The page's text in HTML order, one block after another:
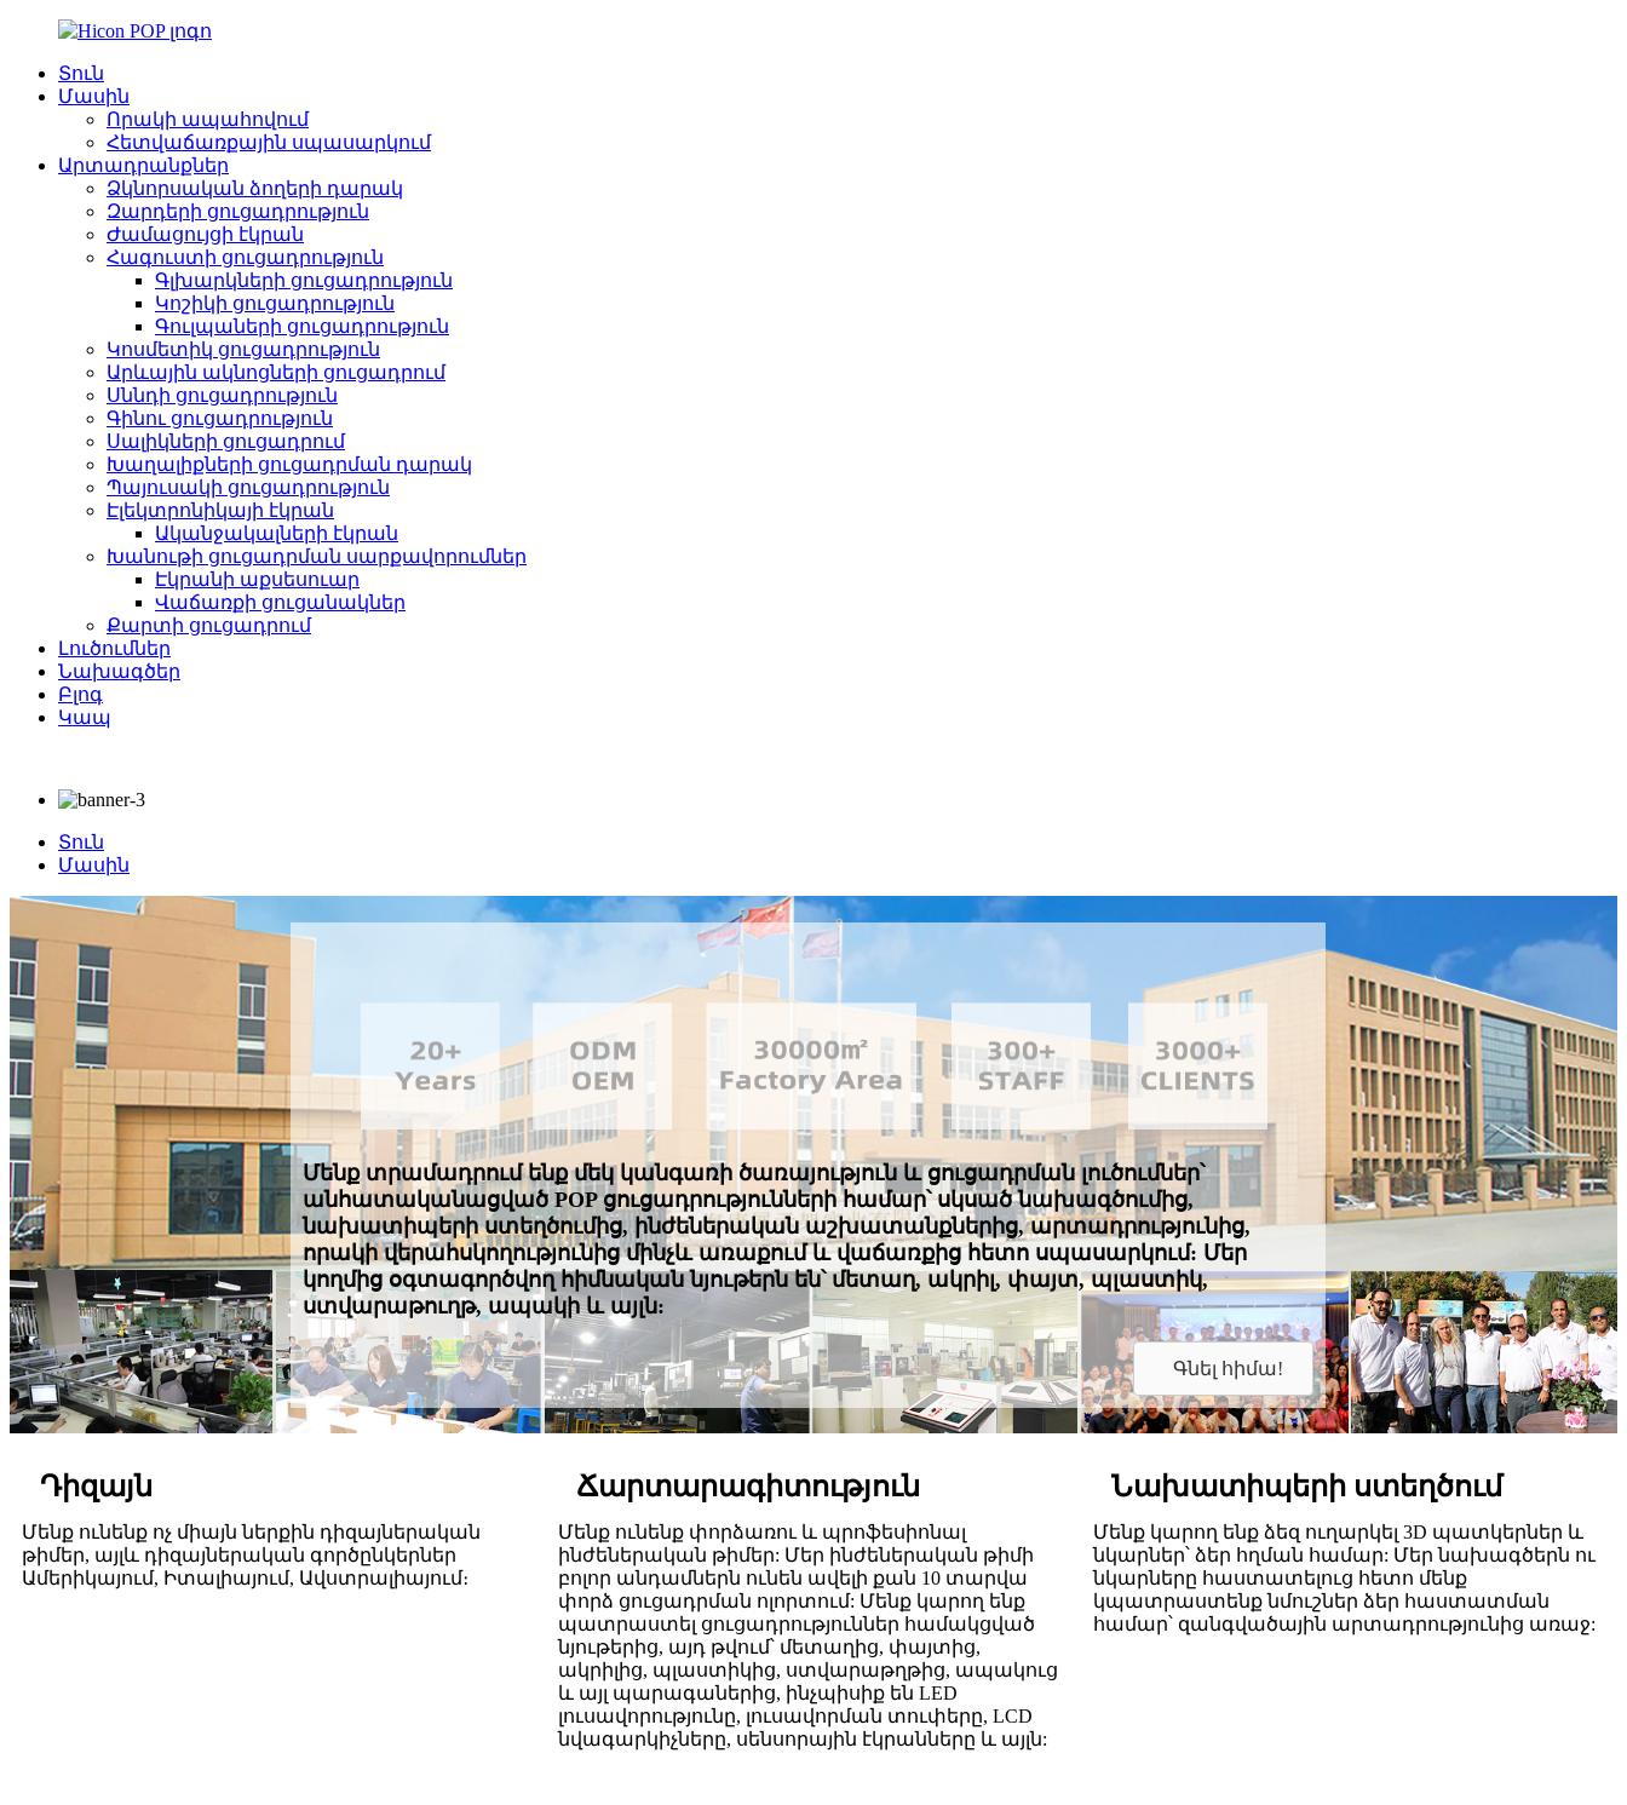
Տուն
Մասին
Որակի ապահովում
Հետվաճառքային սպասարկում
Արտադրանքներ
Ձկնորսական ձողերի դարակ
Զարդերի ցուցադրություն
Ժամացույցի էկրան
Հագուստի ցուցադրություն
Գլխարկների ցուցադրություն
Կոշիկի ցուցադրություն
Գուլպաների ցուցադրություն
Կոսմետիկ ցուցադրություն
Արևային ակնոցների ցուցադրում
Սննդի ցուցադրություն
Գինու ցուցադրություն
Սալիկների ցուցադրում
Խաղալիքների ցուցադրման դարակ
Պայուսակի ցուցադրություն
Էլեկտրոնիկայի էկրան
Ականջակալների էկրան
Խանութի ցուցադրման սարքավորումներ
Էկրանի աքսեսուար
Վաճառքի ցուցանակներ
Քարտի ցուցադրում
Լուծումներ
Նախագծեր
Բլոգ
Կապ
Տուն
Մասին
Մենք տրամադրում ենք մեկ կանգառի ծառայություն և ցուցադրման լուծումներ՝
անհատականացված POP ցուցադրությունների համար՝ սկսած նախագծումից,
նախատիպերի ստեղծումից, ինժեներական աշխատանքներից, արտադրությունից,
որակի վերահսկողությունից մինչև առաքում և վաճառքից հետո սպասարկում: Մեր
կողմից օգտագործվող հիմնական նյութերն են՝ մետաղ, ակրիլ, փայտ, պլաստիկ,
ստվարաթուղթ, ապակի և այլն:
Գնել հիմա!
Դիզայն
Մենք ունենք ոչ միայն ներքին դիզայներական
թիմեր, այլև դիզայներական գործընկերներ
Ամերիկայում, Իտալիայում, Ավստրալիայում։
Ճարտարագիտություն
Մենք ունենք փորձառու և պրոֆեսիոնալ
ինժեներական թիմեր: Մեր ինժեներական թիմի
բոլոր անդամներն ունեն ավելի քան 10 տարվա
փորձ ցուցադրման ոլորտում: Մենք կարող ենք
պատրաստել ցուցադրություններ համակցված
նյութերից, այդ թվում՝ մետաղից, փայտից,
ակրիլից, պլաստիկից, ստվարաթղթից, ապակուց
և այլ պարագաներից, ինչպիսիք են LED
լուսավորությունը, լուսավորման տուփերը, LCD
նվագարկիչները, սենսորային էկրանները և այլն:
Նախատիպերի ստեղծում
Մենք կարող ենք ձեզ ուղարկել 3D պատկերներ և
նկարներ՝ ձեր հղման համար: Մեր նախագծերն ու
նկարները հաստատելուց հետո մենք
կպատրաստենք նմուշներ ձեր հաստատման
համար՝ զանգվածային արտադրությունից առաջ: